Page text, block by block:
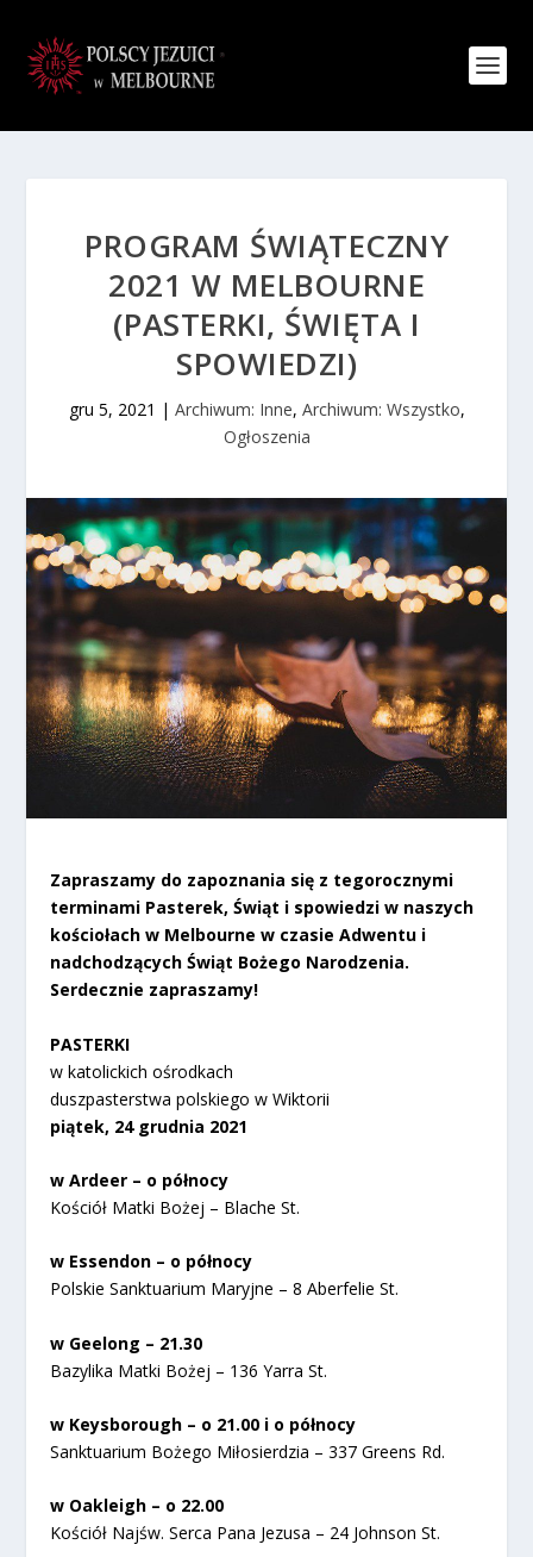
PROGRAM ŚWIĄTECZNY
2021 W MELBOURNE
(PASTERKI, ŚWIĘTA I
SPOWIEDZI)
gru 5, 2021 | Archiwum: Inne, Archiwum: Wszystko,
Ogłoszenia
Zapraszamy do zapoznania się z tegorocznymi
terminami Pasterek, Świąt i spowiedzi w naszych
kościołach w Melbourne w czasie Adwentu i
nadchodzących Świąt Bożego Narodzenia.
Serdecznie zapraszamy!
PASTERKI
w katolickich ośrodkach
duszpasterstwa polskiego w Wiktorii
piątek, 24 grudnia 2021
w Ardeer – o północy
Kościół Matki Bożej – Blache St.
w Essendon – o północy
Polskie Sanktuarium Maryjne – 8 Aberfelie St.
w Geelong – 21.30
Bazylika Matki Bożej – 136 Yarra St.
w Keysborough – o 21.00 i o północy
Sanktuarium Bożego Miłosierdzia – 337 Greens Rd.
w Oakleigh – o 22.00
Kościół Najśw. Serca Pana Jezusa – 24 Johnson St.